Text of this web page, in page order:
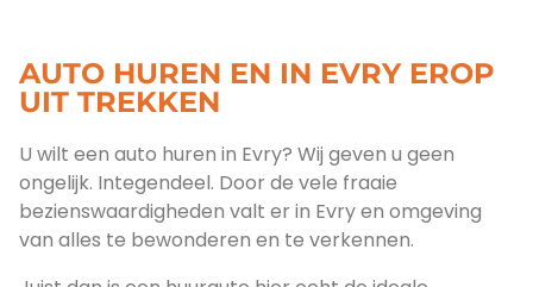
AUTO HUREN EN IN EVRY EROP
UIT TREKKEN
U wilt een auto huren in Evry? Wij geven u geen
ongelijk. Integendeel. Door de vele fraaie
bezienswaardigheden valt er in Evry en omgeving
van alles te bewonderen en te verkennen.